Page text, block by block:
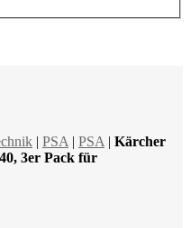
| PSA | PSA | Kärcher
3er Pack für